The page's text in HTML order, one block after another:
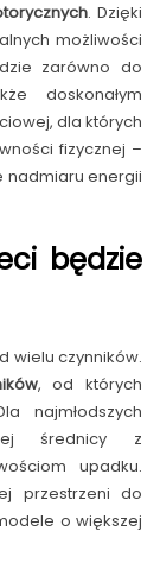
. Dzięki
możliwości
zarówno do
doskonałym
dla których
fizycznej –
nadmiaru energii
będzie
wielu czynników.
, od których
najmłodszych
średnicy z
upadku.
przestrzeni do
o większej